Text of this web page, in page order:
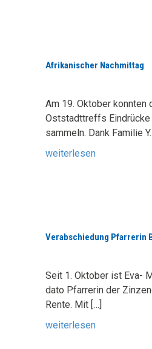
Afrikanischer Nachmittag
Am 19. Oktober konnten
Oststadttreffs Eindrücke
sammeln. Dank Familie Y.
weiterlesen
Verabschiedung Pfarrerin
Seit 1. Oktober ist Eva-
dato Pfarrerin der
Rente. Mit […]
weiterlesen